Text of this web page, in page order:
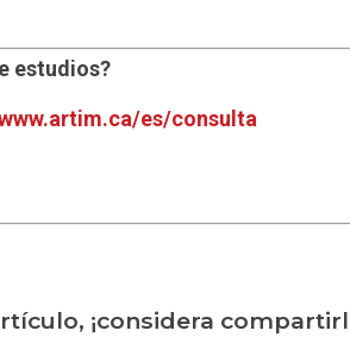
estudios?
es/consulta
¡considera